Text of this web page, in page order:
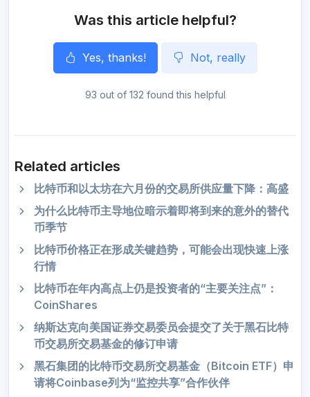
Was this article helpful?
Yes, thanks! Not, really
93 out of 132 found this helpful
Related articles
比特币和以太坊在六月份的交易所供应量下降：高盛
为什么比特币主导地位暗示着即将到来的意外的替代
币季节
比特币价格正在形成关键趋势，可能会出现快速上涨
行情
比特币在年内高点上仍是投资者的“主要关注点”：
CoinShares
纳斯达克向美国证券交易委员会提交了关于黑石比特
币交易所交易基金的修订申请
黑石集团的比特币交易所交易基金（Bitcoin ETF）申
请将Coinbase列为“监控共享”合作伙伴